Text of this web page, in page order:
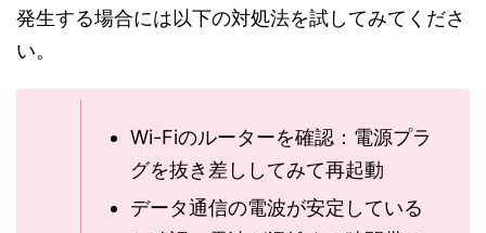
発生する場合には以下の対処法を試してみてくださ
い。
Wi-Fiのルーターを確認：電源プラ
グを抜き差ししてみて再起動
データ通信の電波が安定している